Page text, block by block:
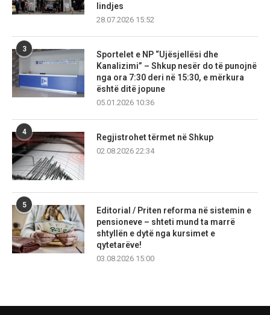
lindjes
28.07.2026 15:52
3
Sportelet e NP “Ujësjellësi dhe
Kanalizimi” – Shkup nesër do të punojnë
nga ora 7:30 deri në 15:30, e mërkura
është ditë jopune
05.01.2026 10:36
4
Regjistrohet tërmet në Shkup
02.08.2026 22:34
5
Editorial / Priten reforma në sistemin e
pensioneve – shteti mund ta marrë
shtyllën e dytë nga kursimet e
qytetarëve!
03.08.2026 15:00